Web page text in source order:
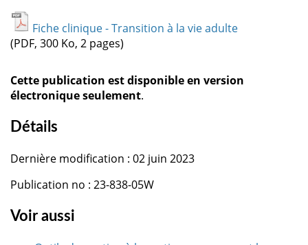
Fiche clinique - Transition à la vie adulte
(PDF, 300 Ko, 2 pages)
Cette publication est disponible en version
électronique seulement.
Détails
Dernière modification : 02 juin 2023
Publication no : 23-838-05W
Voir aussi